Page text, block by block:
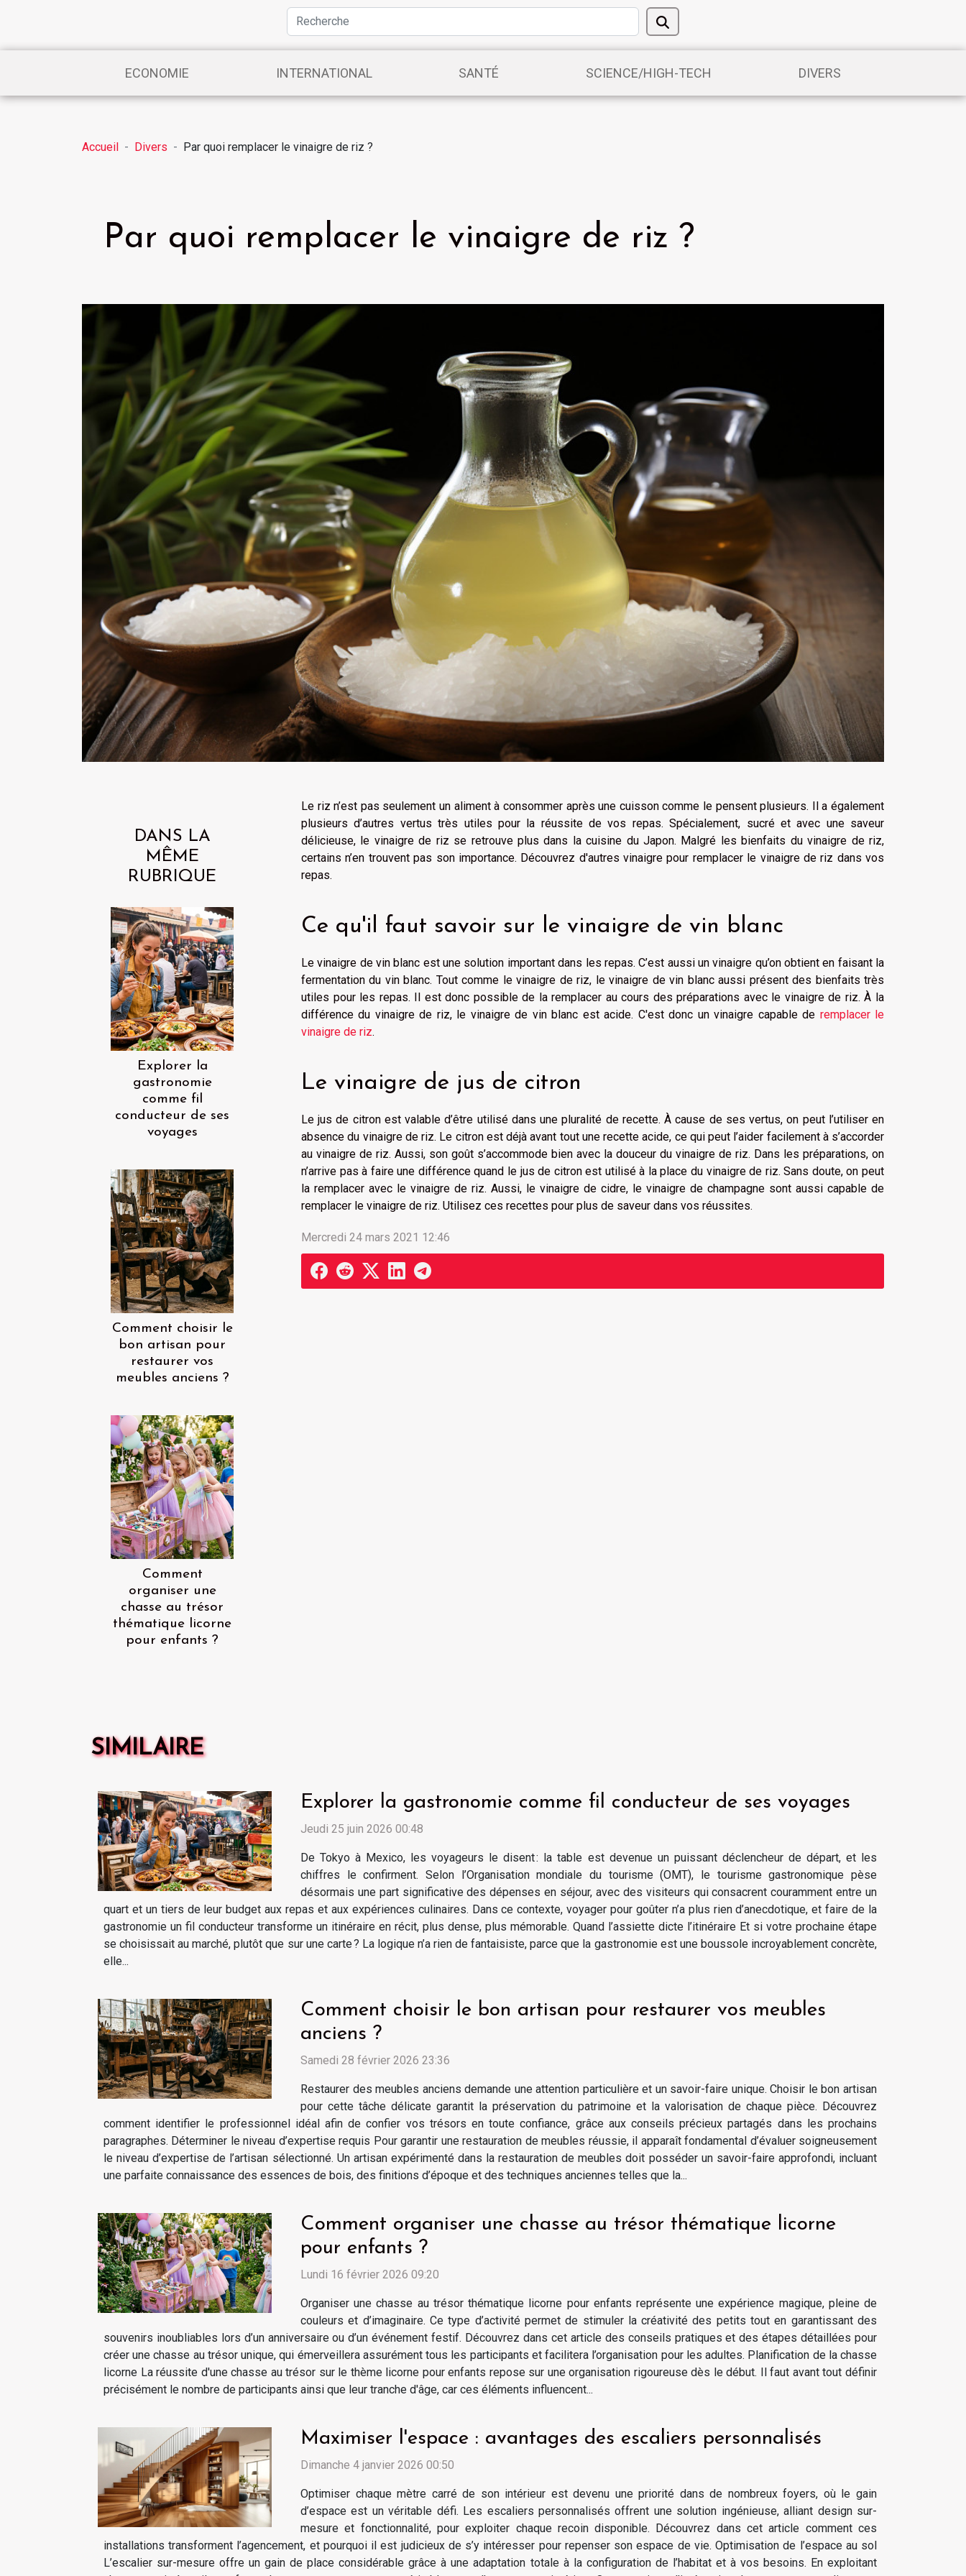
ECONOMIE INTERNATIONAL SANTÉ SCIENCE/HIGH-TECH DIVERS
Accueil Divers Par quoi remplacer le vinaigre de riz ?
Par quoi remplacer le vinaigre de riz ?
DANS LA
MÊME
RUBRIQUE
Explorer la
gastronomie
comme fil
conducteur de ses
voyages
Comment choisir le
bon artisan pour
restaurer vos
meubles anciens ?
Comment
organiser une
chasse au trésor
thématique licorne
pour enfants ?
Le riz n’est pas seulement un aliment à consommer après une cuisson comme le pensent plusieurs. Il a également
plusieurs d’autres vertus très utiles pour la réussite de vos repas. Spécialement, sucré et avec une saveur
délicieuse, le vinaigre de riz se retrouve plus dans la cuisine du Japon. Malgré les bienfaits du vinaigre de riz,
certains n’en trouvent pas son importance. Découvrez d'autres vinaigre pour remplacer le vinaigre de riz dans vos
repas.
Ce qu'il faut savoir sur le vinaigre de vin blanc
Le vinaigre de vin blanc est une solution important dans les repas. C’est aussi un vinaigre qu’on obtient en faisant la
fermentation du vin blanc. Tout comme le vinaigre de riz, le vinaigre de vin blanc aussi présent des bienfaits très
utiles pour les repas. Il est donc possible de la remplacer au cours des préparations avec le vinaigre de riz. À la
différence du vinaigre de riz, le vinaigre de vin blanc est acide. C'est donc un vinaigre capable de remplacer le
vinaigre de riz.
Le vinaigre de jus de citron
Le jus de citron est valable d’être utilisé dans une pluralité de recette. À cause de ses vertus, on peut l’utiliser en
absence du vinaigre de riz. Le citron est déjà avant tout une recette acide, ce qui peut l’aider facilement à s’accorder
au vinaigre de riz. Aussi, son goût s’accommode bien avec la douceur du vinaigre de riz. Dans les préparations, on
n’arrive pas à faire une différence quand le jus de citron est utilisé à la place du vinaigre de riz. Sans doute, on peut
la remplacer avec le vinaigre de riz. Aussi, le vinaigre de cidre, le vinaigre de champagne sont aussi capable de
remplacer le vinaigre de riz. Utilisez ces recettes pour plus de saveur dans vos réussites.
Mercredi 24 mars 2021 12:46
SIMILAIRE
Explorer la gastronomie comme fil conducteur de ses voyages
Jeudi 25 juin 2026 00:48
De Tokyo à Mexico, les voyageurs le disent : la table est devenue un puissant déclencheur de départ, et les
chiffres le confirment. Selon l’Organisation mondiale du tourisme (OMT), le tourisme gastronomique pèse
désormais une part significative des dépenses en séjour, avec des visiteurs qui consacrent couramment entre un
quart et un tiers de leur budget aux repas et aux expériences culinaires. Dans ce contexte, voyager pour goûter n’a plus rien d’anecdotique, et faire de la
gastronomie un fil conducteur transforme un itinéraire en récit, plus dense, plus mémorable. Quand l’assiette dicte l’itinéraire Et si votre prochaine étape
se choisissait au marché, plutôt que sur une carte ? La logique n’a rien de fantaisiste, parce que la gastronomie est une boussole incroyablement concrète,
elle...
Comment choisir le bon artisan pour restaurer vos meubles
anciens ?
Samedi 28 février 2026 23:36
Restaurer des meubles anciens demande une attention particulière et un savoir-faire unique. Choisir le bon artisan
pour cette tâche délicate garantit la préservation du patrimoine et la valorisation de chaque pièce. Découvrez
comment identifier le professionnel idéal afin de confier vos trésors en toute confiance, grâce aux conseils précieux partagés dans les prochains
paragraphes. Déterminer le niveau d’expertise requis Pour garantir une restauration de meubles réussie, il apparaît fondamental d’évaluer soigneusement
le niveau d’expertise de l’artisan sélectionné. Un artisan expérimenté dans la restauration de meubles doit posséder un savoir-faire approfondi, incluant
une parfaite connaissance des essences de bois, des finitions d’époque et des techniques anciennes telles que la...
Comment organiser une chasse au trésor thématique licorne
pour enfants ?
Lundi 16 février 2026 09:20
Organiser une chasse au trésor thématique licorne pour enfants représente une expérience magique, pleine de
couleurs et d’imaginaire. Ce type d’activité permet de stimuler la créativité des petits tout en garantissant des
souvenirs inoubliables lors d’un anniversaire ou d’un événement festif. Découvrez dans cet article des conseils pratiques et des étapes détaillées pour
créer une chasse au trésor unique, qui émerveillera assurément tous les participants et facilitera l’organisation pour les adultes. Planification de la chasse
licorne La réussite d'une chasse au trésor sur le thème licorne pour enfants repose sur une organisation rigoureuse dès le début. Il faut avant tout définir
précisément le nombre de participants ainsi que leur tranche d'âge, car ces éléments influencent...
Maximiser l'espace : avantages des escaliers personnalisés
Dimanche 4 janvier 2026 00:50
Optimiser chaque mètre carré de son intérieur est devenu une priorité dans de nombreux foyers, où le gain
d’espace est un véritable défi. Les escaliers personnalisés offrent une solution ingénieuse, alliant design sur-
mesure et fonctionnalité, pour exploiter chaque recoin disponible. Découvrez dans cet article comment ces
installations transforment l’agencement, et pourquoi il est judicieux de s’y intéresser pour repenser son espace de vie. Optimisation de l’espace au sol
L’escalier sur-mesure offre un gain de place considérable grâce à une adaptation totale à la configuration de l’habitat et à vos besoins. En exploitant